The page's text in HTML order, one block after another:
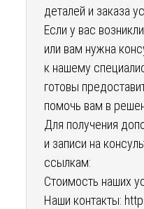
деталей и заказа
Если у вас
или вам нужна
к нашему
готовы
помочь вам в
Для получения
и записи на
ссылкам:
Стоимость наших
Наши контакты: